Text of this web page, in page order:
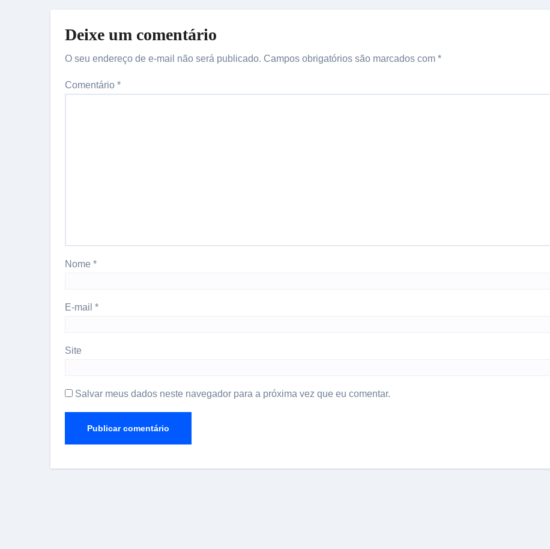
Deixe um comentário
O seu endereço de e-mail não será publicado. Campos obrigatórios são marcados com *
Comentário *
Nome *
E-mail *
Site
Salvar meus dados neste navegador para a próxima vez que eu comentar.